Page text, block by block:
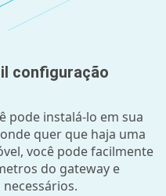
configuração
pode instalá-lo em sua
quer que haja uma
você pode facilmente
do gateway e